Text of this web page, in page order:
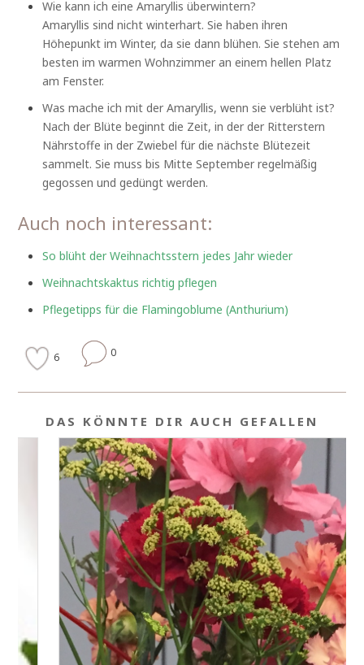
Wie kann ich eine Amaryllis überwintern?
Amaryllis sind nicht winterhart. Sie haben ihren
Höhepunkt im Winter, da sie dann blühen. Sie stehen am
besten im warmen Wohnzimmer an einem hellen Platz
am Fenster.
Was mache ich mit der Amaryllis, wenn sie verblüht ist?
Nach der Blüte beginnt die Zeit, in der der Ritterstern
Nährstoffe in der Zwiebel für die nächste Blütezeit
sammelt. Sie muss bis Mitte September regelmäßig
gegossen und gedüngt werden.
Auch noch interessant:
So blüht der Weihnachtsstern jedes Jahr wieder
Weihnachtskaktus richtig pflegen
Pflegetipps für die Flamingoblume (Anthurium)
6 0
DAS KÖNNTE DIR AUCH GEFALLEN